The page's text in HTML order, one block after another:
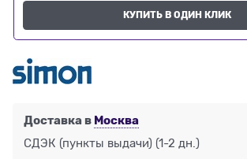
КУПИТЬ В ОДИН КЛИК
Доставка в Москва
СДЭК (пункты выдачи) (1-2 дн.)